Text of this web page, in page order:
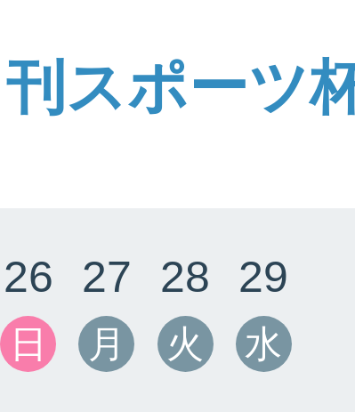
刊スポーツ
26
日
27
月
28
火
29
水